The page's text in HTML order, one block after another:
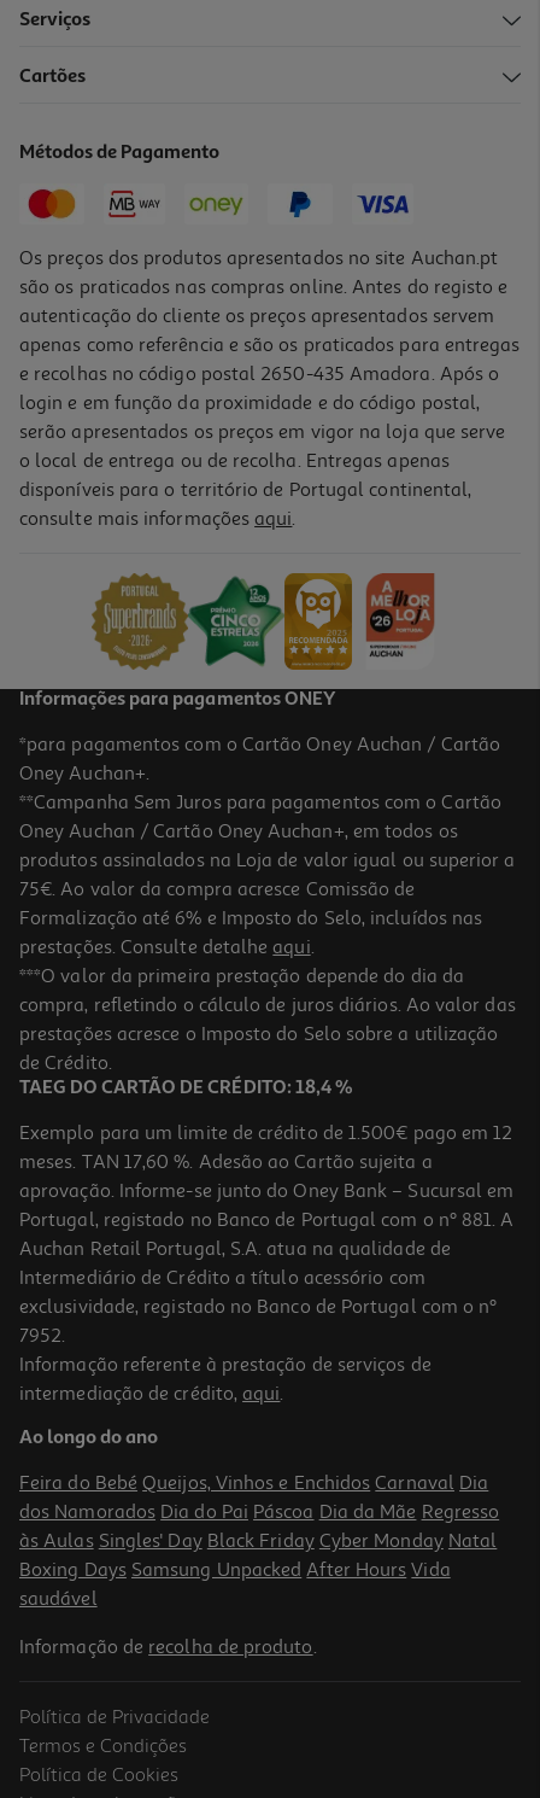
Supositórios Dulcolax 10mg 6un
4.8
Solução Microlax Retal 450mg/5ml + 45mg/5ml 6un
1.28 €/un
7,66 €
Gel Dagragel Retal 5532mg/6.5g 6un
1.05 €/un
6,29 €
Serviços
Cartões
Métodos de Pagamento
Os preços dos produtos apresentados no site Auchan.pt
são os praticados nas compras online. Antes do registo e
autenticação do cliente os preços apresentados servem
apenas como referência e são os praticados para entregas
e recolhas no código postal 2650-435 Amadora. Após o
login e em função da proximidade e do código postal,
serão apresentados os preços em vigor na loja que serve
o local de entrega ou de recolha. Entregas apenas
disponíveis para o território de Portugal continental,
consulte mais informações aqui.
Informações para pagamentos ONEY
*para pagamentos com o Cartão Oney Auchan / Cartão
Oney Auchan+.
**Campanha Sem Juros para pagamentos com o Cartão
Oney Auchan / Cartão Oney Auchan+, em todos os
produtos assinalados na Loja de valor igual ou superior a
75€. Ao valor da compra acresce Comissão de
Formalização até 6% e Imposto do Selo, incluídos nas
prestações. Consulte detalhe aqui.
***O valor da primeira prestação depende do dia da
compra, refletindo o cálculo de juros diários. Ao valor das
prestações acresce o Imposto do Selo sobre a utilização
de Crédito.
TAEG DO CARTÃO DE CRÉDITO: 18,4 %
Exemplo para um limite de crédito de 1.500€ pago em 12
meses. TAN 17,60 %. Adesão ao Cartão sujeita a
aprovação. Informe-se junto do Oney Bank – Sucursal em
Portugal, registado no Banco de Portugal com o nº 881. A
Auchan Retail Portugal, S.A. atua na qualidade de
Intermediário de Crédito a título acessório com
exclusividade, registado no Banco de Portugal com o nº
7952.
Informação referente à prestação de serviços de
intermediação de crédito, aqui.
Ao longo do ano
Feira do Bebé Queijos, Vinhos e Enchidos Carnaval Dia
dos Namorados Dia do Pai Páscoa Dia da Mãe Regresso
às Aulas Singles' Day Black Friday Cyber Monday Natal
Boxing Days Samsung Unpacked After Hours Vida
saudável
Informação de recolha de produto.
Política de Privacidade
Termos e Condições
Política de Cookies